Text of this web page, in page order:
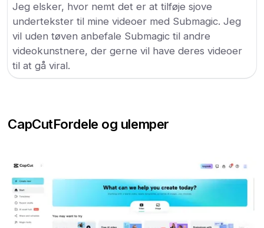
Jeg elsker, hvor nemt det er at tilføje sjove
undertekster til mine videoer med Submagic. Jeg
vil uden tøven anbefale Submagic til andre
videokunstnere, der gerne vil have deres videoer
til at gå viral.
CapCutFordele og ulemper